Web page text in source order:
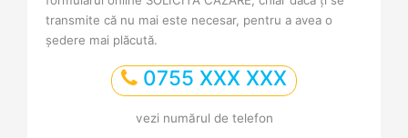
transmite că nu mai este necesar, pentru a avea o
ședere mai plăcută.
0755 XXX XXX
vezi numărul de telefon